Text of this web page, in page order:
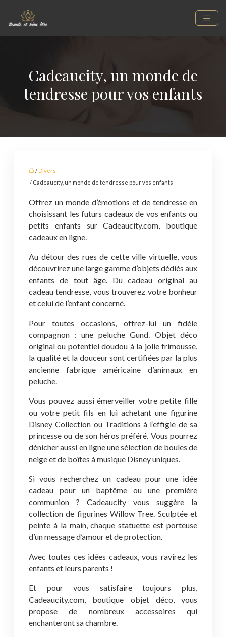
Cadeaucity, un monde de
tendresse pour vos enfants
/ Divers
/ Cadeaucity, un monde de tendresse pour vos enfants
Offrez un monde d’émotions et de tendresse en
choisissant les futurs cadeaux de vos enfants ou
petits enfants sur Cadeaucity.com, boutique
cadeaux en ligne.
Au détour des rues de cette ville virtuelle, vous
découvrirez une large gamme d’objets dédiés aux
enfants de tout âge. Du cadeau original au
cadeau tendresse, vous trouverez votre bonheur
et celui de l’enfant concerné.
Pour toutes occasions, offrez-lui un fidèle
compagnon : une peluche Gund. Objet déco
original ou potentiel doudou à la jolie frimousse,
la qualité et la douceur sont certifiées par la plus
ancienne fabrique américaine d’animaux en
peluche.
Vous pouvez aussi émerveiller votre petite fille
ou votre petit fils en lui achetant une figurine
Disney Collection ou Traditions à l’effigie de sa
princesse ou de son héros préféré. Vous pourrez
dénicher aussi en ligne une sélection de boules de
neige et de boîtes à musique Disney uniques.
Si vous recherchez un cadeau pour une idée
cadeau pour un baptême ou une première
communion ? Cadeaucity vous suggère la
collection de figurines Willow Tree. Sculptée et
peinte à la main, chaque statuette est porteuse
d’un message d’amour et de protection.
Avec toutes ces idées cadeaux, vous ravirez les
enfants et leurs parents !
Et pour vous satisfaire toujours plus,
Cadeaucity.com, boutique objet déco, vous
propose de nombreux accessoires qui
enchanteront sa chambre.